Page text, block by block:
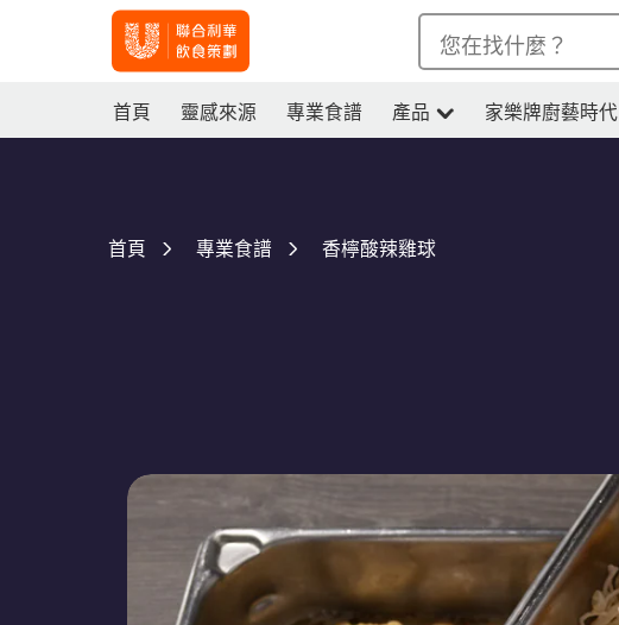
您在找什麼？
首頁 靈感來源 專業食譜 產品 家樂牌廚藝時代
首頁 專業食譜 香檸酸辣雞球